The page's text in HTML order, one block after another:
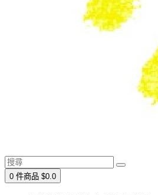
0 件商品 $0.0